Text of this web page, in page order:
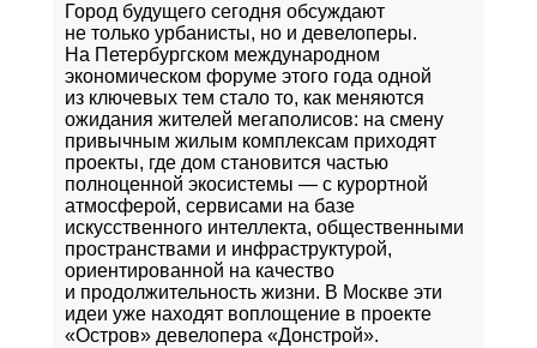
Город будущего сегодня обсуждают
не только урбанисты, но и девелоперы.
На Петербургском международном
экономическом форуме этого года одной
из ключевых тем стало то, как меняются
ожидания жителей мегаполисов: на смену
привычным жилым комплексам приходят
проекты, где дом становится частью
полноценной экосистемы — с курортной
атмосферой, сервисами на базе
искусственного интеллекта, общественными
пространствами и инфраструктурой,
ориентированной на качество
и продолжительность жизни. В Москве эти
идеи уже находят воплощение в проекте
«Остров» девелопера «Донстрой».